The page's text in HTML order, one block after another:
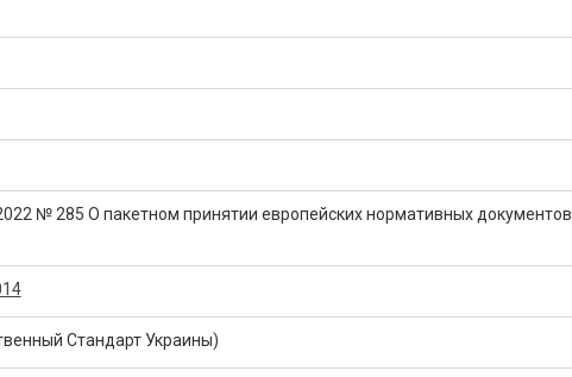
№ 285 О пакетном принятии европейских нормативных документов
Стандарт Украины)